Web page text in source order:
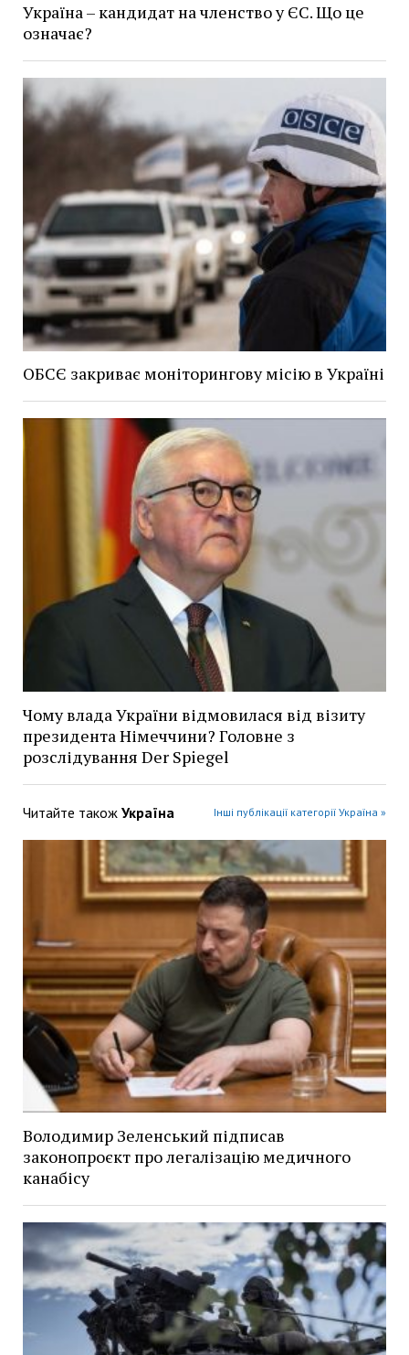
Україна – кандидат на членство у ЄС. Що це
означає?
ОБСЄ закриває моніторингову місію в Україні
Чому влада України відмовилася від візиту
президента Німеччини? Головне з
розслідування Der Spiegel
Читайте також Україна Інші публікації категорії Україна »
Володимир Зеленський підписав
законопроєкт про легалізацію медичного
канабісу